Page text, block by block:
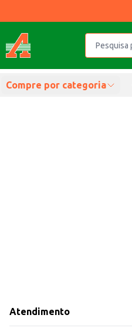
Compre por categoria
Atendimento